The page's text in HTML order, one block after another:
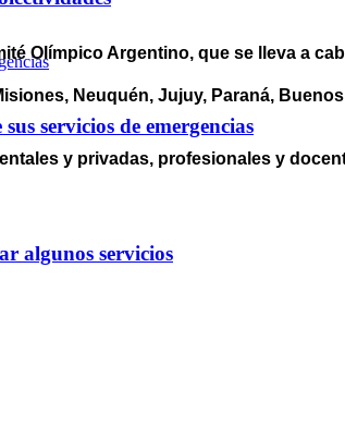
servicios de emergencias
algunos servicios
Olímpico Argentino, que se lleva a
Neuquén, Jujuy, Paraná,
y privadas, profesionales y